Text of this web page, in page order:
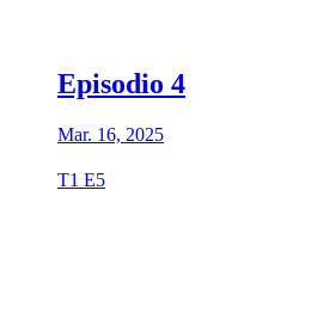
Episodio 4
Mar. 16, 2025
T1 E5